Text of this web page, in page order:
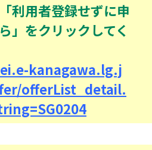
利用者登録せずに申
」をクリックしてく
kanagawa.lg.j
offerList_detail.